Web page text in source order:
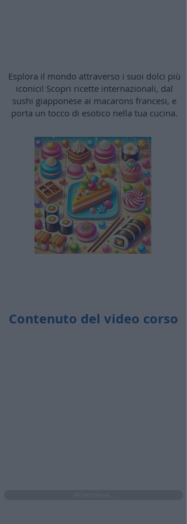
Esplora il mondo attraverso i suoi dolci più
iconici! Scopri ricette internazionali, dal
sushi giapponese ai macarons francesi, e
porta un tocco di esotico nella tua cucina.
Contenuto del video corso